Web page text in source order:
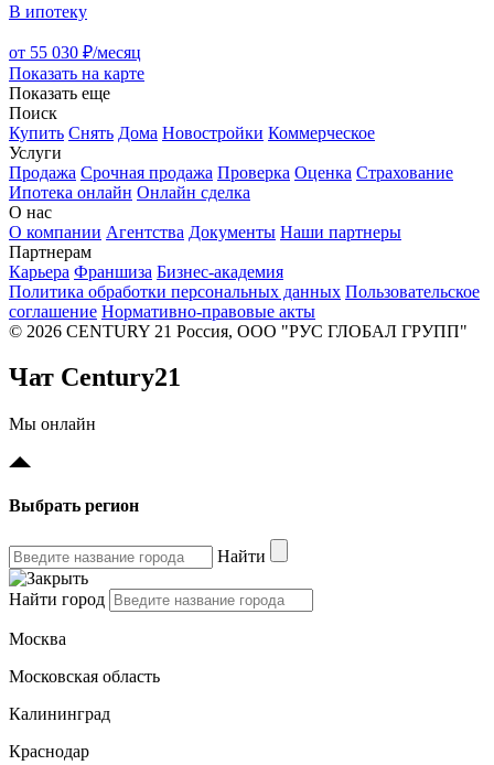
В ипотеку
от 55 030 ₽/месяц
Показать на карте
Показать еще
Поиск
Купить Снять Дома Новостройки Коммерческое
Услуги
Продажа Срочная продажа Проверка Оценка Страхование
Ипотека онлайн Онлайн сделка
О нас
О компании Агентства Документы Наши партнеры
Партнерам
Карьера Франшиза Бизнес-академия
Политика обработки персональных данных Пользовательское
соглашение Нормативно-правовые акты
© 2026 CENTURY 21 Россия, ООО "РУС ГЛОБАЛ ГРУПП"
Чат Century21
Мы онлайн
Выбрать регион
Найти
Найти город
Москва
Московская область
Калининград
Краснодар